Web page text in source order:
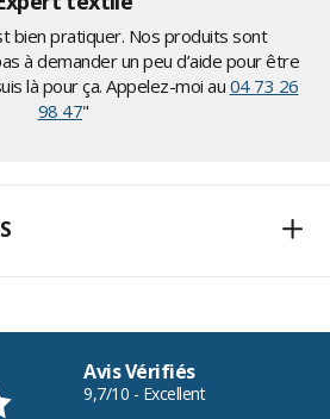
bien pratiquer. Nos produits sont
à demander un peu d’aide pour être
là pour ça. Appelez-moi au 04 73 26
98 47"
Avis Vérifiés
9,7/10 - Excellent